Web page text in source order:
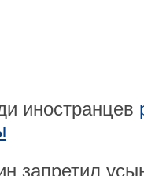
иностранцев
запретил